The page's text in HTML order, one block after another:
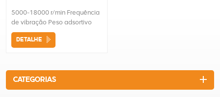
5000-18000 r/min Frequência
de vibração Peso adsortivo
máximo: 25kgs
DETALHE
CATEGORIAS